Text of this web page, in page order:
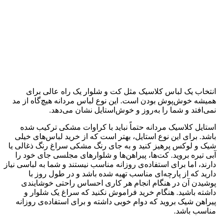
انتخاب یک لباس کلاسیک مثل کت و شلوار یک راه عالی برای
همیشه خوش‌پوش بودن است. این نوع لباس مردانه هیچ‌گاه از مد
نمی‌افتد و شما را به‌روز و خوش‌استایل نشان می‌دهد.
استایل کلاسیک مردانه حتماً نباید با کراوات مشکی ترکیب شده
باشد. برای این نوع استایل، بهتر است که از خرید لباس‌های خیلی
شیک و لوکس پرهیز کنید و به جای رنگ مشکی سراغ رنگ ذغالی یا
آبی تیره بروید. کت‌ها، پیراهن‌ها و شلوارهای مجلسی جای خود را
دارند، اما برای استفاده‌ی روزانه مناسب نیستند و شما به لباسی نیاز
دارید که از پارچه‌ای مناسب تهیه شده باشد و در طول روز با
پوشیدن آن در هنگام انجام هر کاری احساس راحتی خوشایندی
داشته باشید. هنگام خرید فراموش نکنید که سراغ یک شلوار و
پیراهن شیک بروید که دوام خوبی داشته و برای استفاده‌ی روزانه
مناسب باشد.